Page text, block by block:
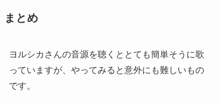
まとめ
ヨルシカさんの音源を聴くととても簡単そうに歌
っていますが、やってみると意外にも難しいもの
です。